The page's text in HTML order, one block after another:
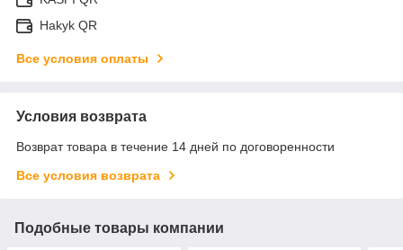
Hakyk QR
Все условия оплаты
Условия возврата
Возврат товара в течение 14 дней по договоренности
Все условия возврата
Подобные товары компании